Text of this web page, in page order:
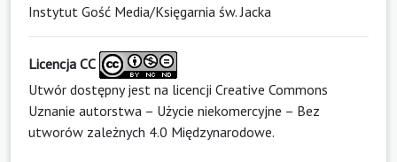
Instytut Gość Media/Księgarnia św. Jacka
Licencja CC
Utwór dostępny jest na licencji Creative Commons
Uznanie autorstwa – Użycie niekomercyjne – Bez
utworów zależnych 4.0 Międzynarodowe.